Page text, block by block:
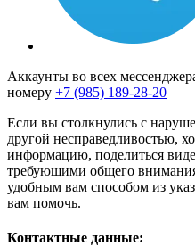
Аккаунты во всех
номеру +7 (985) 189-28-20
Если вы столкнулись с
другой несправедливостью,
информацию, поделиться
требующими общего
удобным вам способом из
вам помочь.
Контактные данные: